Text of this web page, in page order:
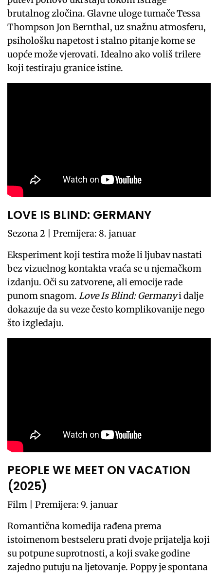
brutalnog zločina. Glavne uloge tumače Tessa
Thompson Jon Bernthal, uz snažnu atmosferu,
psihološku napetost i stalno pitanje kome se
uopće može vjerovati. Idealno ako voliš trilere
koji testiraju granice istine.
LOVE IS BLIND: GERMANY
Sezona 2 | Premijera: 8. januar
Eksperiment koji testira može li ljubav nastati
bez vizuelnog kontakta vraća se u njemačkom
izdanju. Oči su zatvorene, ali emocije rade
punom snagom.Love Is Blind: Germanyi dalje
dokazuje da su veze često komplikovanije nego
što izgledaju.
PEOPLE WE MEET ON VACATION
(2025)
Film | Premijera: 9. januar
Romantična komedija rađena prema
istoimenom bestseleru prati dvoje prijatelja koji
su potpune suprotnosti, a koji svake godine
zajedno putuju na ljetovanje. Poppy je spontana